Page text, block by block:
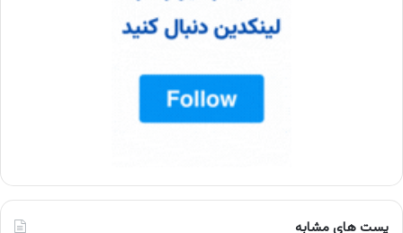
پست های مشابه